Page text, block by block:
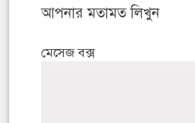
আপনার মতামত লিখুন
মেসেজ বক্স